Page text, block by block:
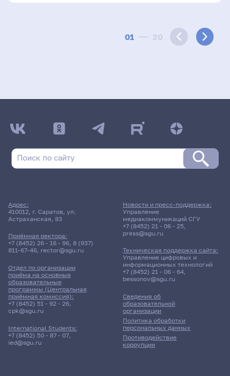
01 20
Адрес:
410012, г. Саратов, ул.
Астраханская, 83
Приёмная ректора:
+7 (8452) 26 - 16 - 96, 8 (937)
811-67-46, rector@sgu.ru
Отдел по организации
приёма на основные
образовательные
программы (Центральная
приёмная комиссия):
+7 (8452) 51 - 92 - 26,
cpk@sgu.ru
International Students:
+7 (8452) 50 - 87 - 07,
ied@sgu.ru
Сведения об
образовательной
организации
Политика обработки
персональных данных
Противодействие
коррупции
Новости и пресс-поддержка:
Управление
медиакоммуникаций СГУ
+7 (8452) 21 - 06 - 25,
press@sgu.ru
Техническая поддержка сайта:
Управление цифровых и
информационных технологий
+7 (8452) 21 - 06 - 64,
bessonov@sgu.ru